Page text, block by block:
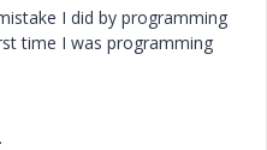
I did by programming
time I was programming